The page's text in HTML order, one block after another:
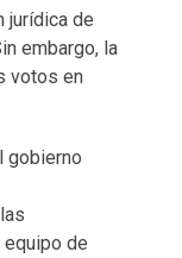
jurídica de
embargo, la
votos en
gobierno
equipo de